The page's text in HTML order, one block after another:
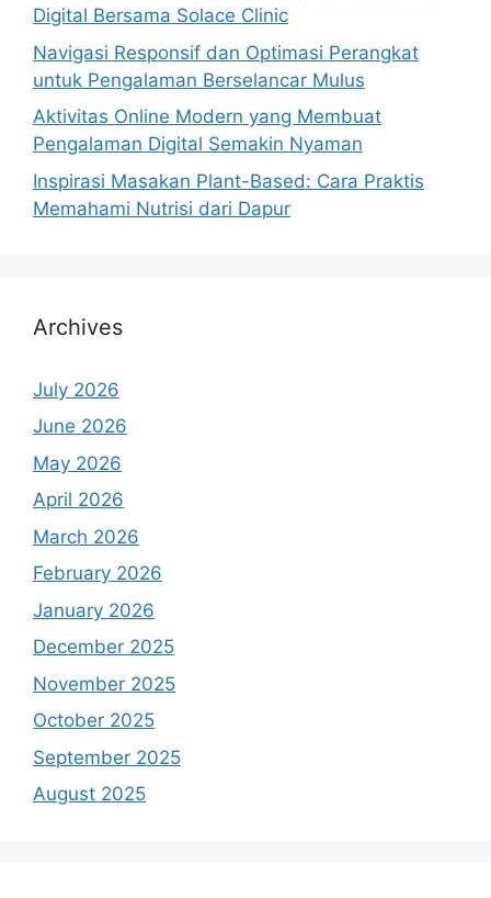
Digital Bersama Solace Clinic
Navigasi Responsif dan Optimasi Perangkat
untuk Pengalaman Berselancar Mulus
Aktivitas Online Modern yang Membuat
Pengalaman Digital Semakin Nyaman
Inspirasi Masakan Plant-Based: Cara Praktis
Memahami Nutrisi dari Dapur
Archives
July 2026
June 2026
May 2026
April 2026
March 2026
February 2026
January 2026
December 2025
November 2025
October 2025
September 2025
August 2025